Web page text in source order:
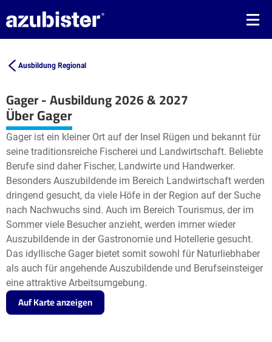
Ausbildung Regional
Gager - Ausbildung 2026 & 2027
+
−
Leaflet| ©OpenStreetMap2
Über Gager
Gager ist ein kleiner Ort auf der Insel Rügen und bekannt für
seine traditionsreiche Fischerei und Landwirtschaft. Beliebte
Berufe sind daher Fischer, Landwirte und Handwerker.
Besonders Auszubildende im Bereich Landwirtschaft werden
dringend gesucht, da viele Höfe in der Region auf der Suche
nach Nachwuchs sind. Auch im Bereich Tourismus, der im
Sommer viele Besucher anzieht, werden immer wieder
Auszubildende in der Gastronomie und Hotellerie gesucht.
Das idyllische Gager bietet somit sowohl für Naturliebhaber
als auch für angehende Auszubildende und Berufseinsteiger
eine attraktive Arbeitsumgebung.
Auf Karte anzeigen